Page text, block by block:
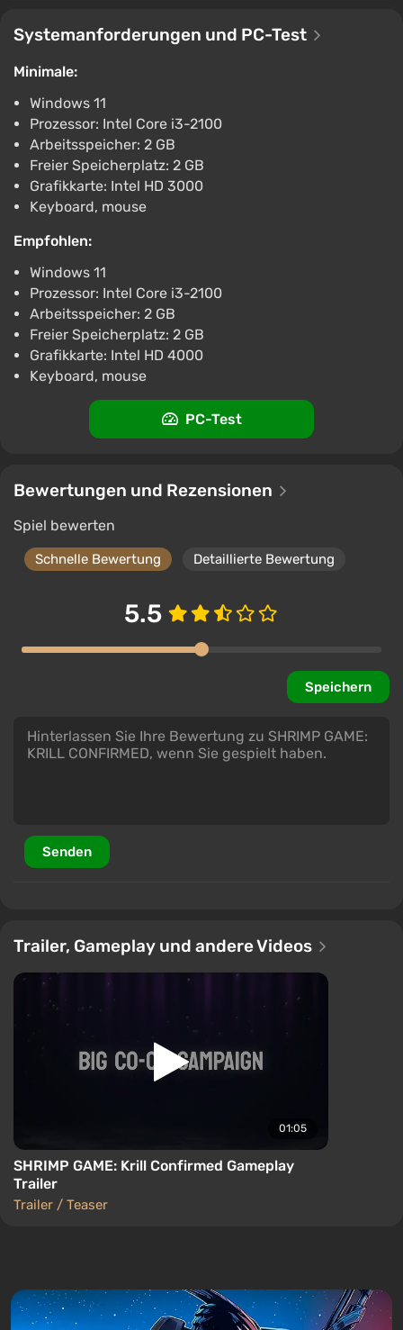
Systemanforderungen und PC-Test
Minimale:
Windows 11
Prozessor: Intel Core i3-2100
Arbeitsspeicher: 2 GB
Freier Speicherplatz: 2 GB
Grafikkarte: Intel HD 3000
Keyboard, mouse
Empfohlen:
Windows 11
Prozessor: Intel Core i3-2100
Arbeitsspeicher: 2 GB
Freier Speicherplatz: 2 GB
Grafikkarte: Intel HD 4000
Keyboard, mouse
PC-Test
Bewertungen und Rezensionen
Spiel bewerten
Schnelle Bewertung Detaillierte Bewertung
5.5
Speichern
Senden
Trailer, Gameplay und andere Videos
01:05
SHRIMP GAME: Krill Confirmed Gameplay
Trailer
Trailer / Teaser